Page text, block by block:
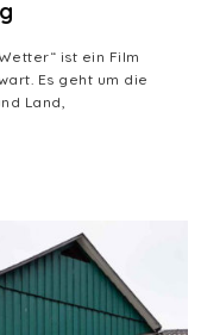
ist ein Film
Es geht um die
Land,